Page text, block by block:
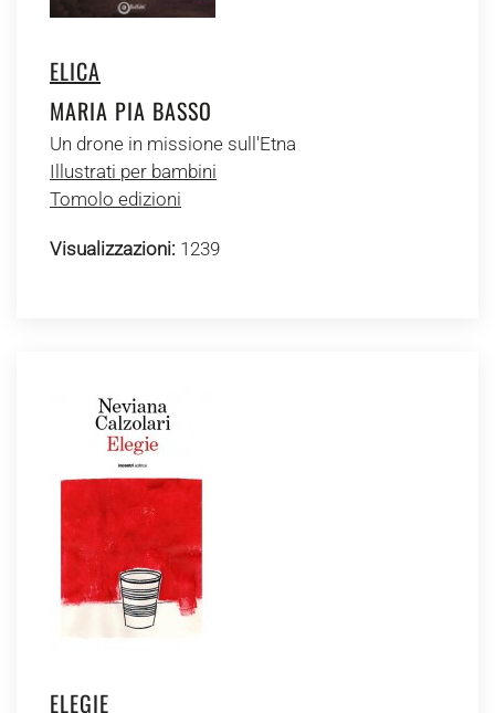
ELICA
MARIA PIA BASSO
Un drone in missione sull'Etna
Illustrati per bambini
Tomolo edizioni
Visualizzazioni: 1239
ELEGIE